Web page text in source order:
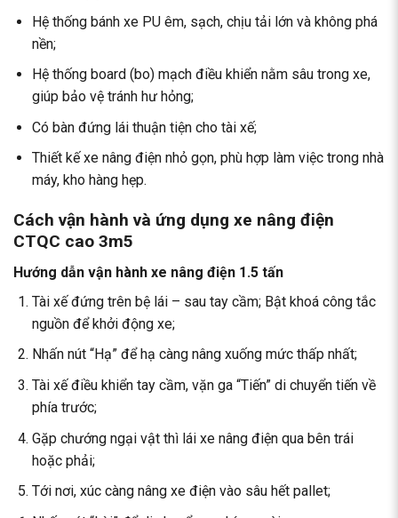
Hệ thống bánh xe PU êm, sạch, chịu tải lớn và không phá
nền;
Hệ thống board (bo) mạch điều khiển nằm sâu trong xe,
giúp bảo vệ tránh hư hỏng;
Có bàn đứng lái thuận tiện cho tài xế;
Thiết kế xe nâng điện nhỏ gọn, phù hợp làm việc trong nhà
máy, kho hàng hẹp.
Cách vận hành và ứng dụng xe nâng điện
CTQC cao 3m5
Hướng dẫn vận hành xe nâng điện 1.5 tấn
Tài xế đứng trên bệ lái – sau tay cầm; Bật khoá công tắc
nguồn để khởi động xe;
Nhấn nút “Hạ” để hạ càng nâng xuống mức thấp nhất;
Tài xế điều khiển tay cầm, vặn ga “Tiến” di chuyển tiến về
phía trước;
Gặp chướng ngại vật thì lái xe nâng điện qua bên trái
hoặc phải;
Tới nơi, xúc càng nâng xe điện vào sâu hết pallet;